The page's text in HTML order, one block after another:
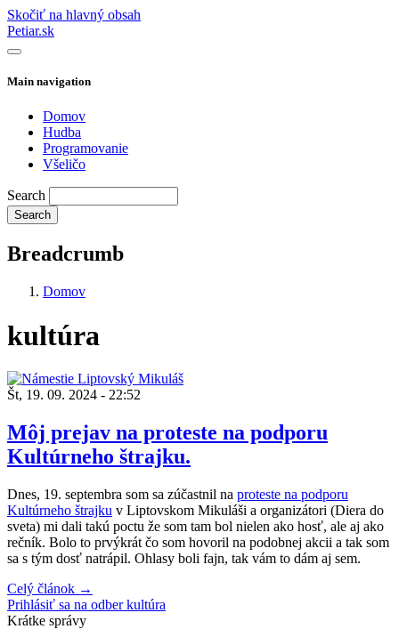
Skočiť na hlavný obsah
Petiar.sk
Main navigation
Domov
Hudba
Programovanie
Všeličo
Search
Breadcrumb
Domov
kultúra
Št, 19. 09. 2024 - 22:52
Môj prejav na proteste na podporu
Kultúrneho štrajku.
Dnes, 19. septembra som sa zúčastnil na proteste na podporu
Kultúrneho štrajku v Liptovskom Mikuláši a organizátori (Diera do
sveta) mi dali takú poctu že som tam bol nielen ako hosť, ale aj ako
rečník. Bolo to prvýkrát čo som hovoril na podobnej akcii a tak som
sa s tým dosť natrápil. Ohlasy boli fajn, tak vám to dám aj sem.
Celý článok →
Prihlásiť sa na odber kultúra
Krátke správy